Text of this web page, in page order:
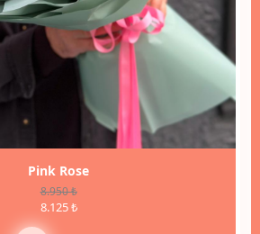
Pink Rose
8.950 ₺
8.125 ₺